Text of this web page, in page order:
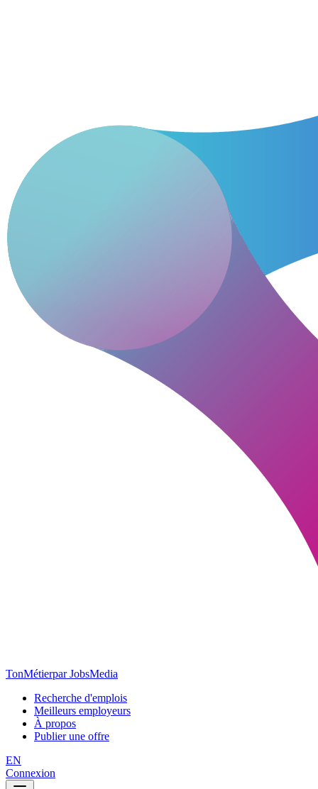
TonMétierpar JobsMedia
Recherche d'emplois
Meilleurs employeurs
À propos
Publier une offre
EN
Connexion